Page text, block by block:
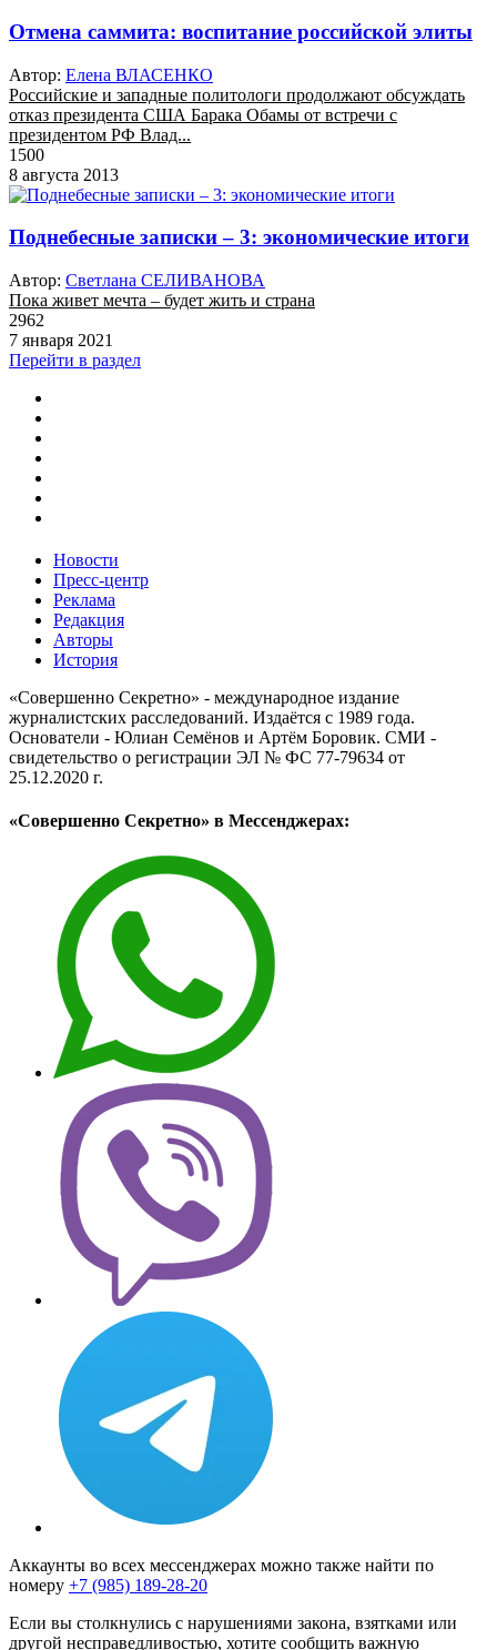
Отмена саммита: воспитание российской элиты
Автор: Елена ВЛАСЕНКО
Российские и западные политологи продолжают обсуждать
отказ президента США Барака Обамы от встречи с
президентом РФ Влад...
1500
8 августа 2013
Поднебесные записки – 3: экономические итоги
Автор: Светлана СЕЛИВАНОВА
Пока живет мечта – будет жить и страна
2962
7 января 2021
Перейти в раздел
Новости
Пресс-центр
Реклама
Редакция
Авторы
История
«Совершенно Секретно» - международное издание
журналистских расследований. Издаётся с 1989 года.
Основатели - Юлиан Семёнов и Артём Боровик. CМИ -
свидетельство о регистрации ЭЛ № ФС 77-79634 от
25.12.2020 г.
«Совершенно Секретно» в Мессенджерах:
Аккаунты во всех мессенджерах можно также найти по
номеру +7 (985) 189-28-20
Если вы столкнулись с нарушениями закона, взятками или
другой несправедливостью, хотите сообщить важную